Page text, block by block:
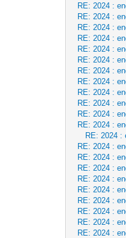
RE: 2024 :
RE: 2024 :
RE: 2024 :
RE: 2024 :
RE: 2024 :
RE: 2024 :
RE: 2024 :
RE: 2024 :
RE: 2024 :
RE: 2024 :
RE: 2024 :
RE: 2024 :
RE: 2024
RE: 2024 :
RE: 2024 :
RE: 2024 :
RE: 2024 :
RE: 2024 :
RE: 2024 :
RE: 2024 :
RE: 2024 :
RE: 2024 :